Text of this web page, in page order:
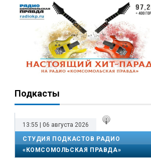
Подкасты
13:55 | 06 августа 2026
СТУДИЯ ПОДКАСТОВ РАДИО
«КОМСОМОЛЬСКАЯ ПРАВДА»